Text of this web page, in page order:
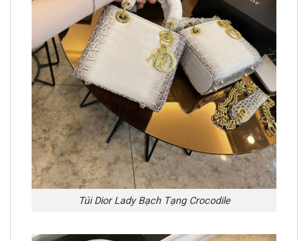
Túi Dior Lady Bạch Tạng Crocodile